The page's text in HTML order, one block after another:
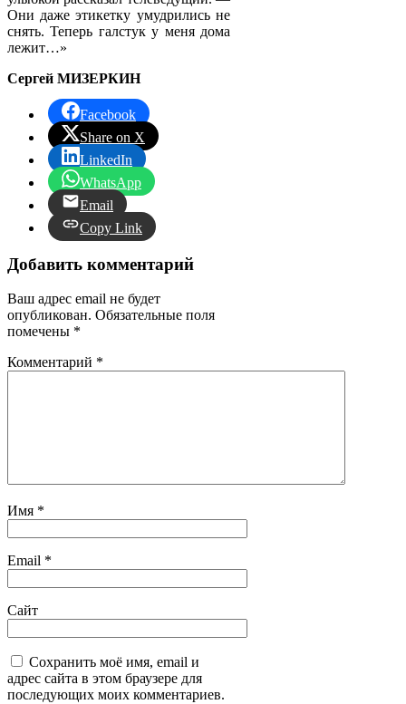
Они даже этикетку умудрились не
снять. Теперь галстук у меня дома
лежит…»
Сергей МИЗЕРКИН
Facebook
Share on X
LinkedIn
WhatsApp
Email
Copy Link
Добавить комментарий
Ваш адрес email не будет
опубликован. Обязательные поля
помечены *
Комментарий *
Имя *
Email *
Сайт
Сохранить моё имя, email и
адрес сайта в этом браузере для
последующих моих комментариев.